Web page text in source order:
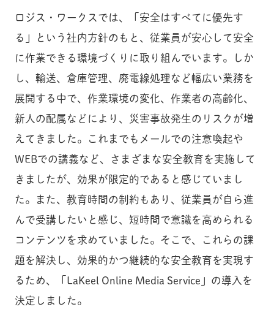
ロジス・ワークスでは、「安全はすべてに優先す
る」という社内方針のもと、従業員が安心して安全
に作業できる環境づくりに取り組んでいます。しか
し、輸送、倉庫管理、廃電線処理など幅広い業務を
展開する中で、作業環境の変化、作業者の高齢化、
新人の配属などにより、災害事故発生のリスクが増
えてきました。これまでもメールでの注意喚起や
WEBでの講義など、さまざまな安全教育を実施して
きましたが、効果が限定的であると感じていまし
た。また、教育時間の制約もあり、従業員が自ら進
んで受講したいと感じ、短時間で意識を高められる
コンテンツを求めていました。そこで、これらの課
題を解決し、効果的かつ継続的な安全教育を実現す
るため、「LaKeel Online Media Service」の導入を
決定しました。